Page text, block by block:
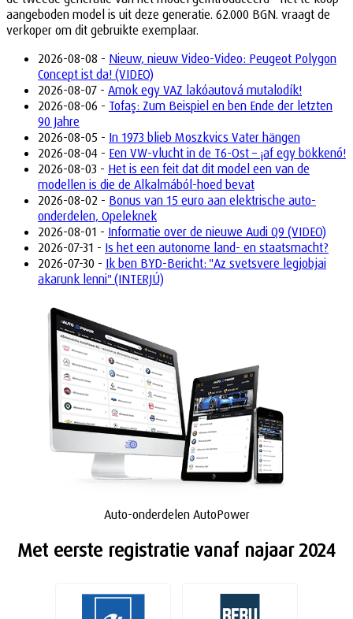
aangeboden model is uit deze generatie. 62.000 BGN. vraagt de
verkoper om dit gebruikte exemplaar.
2026-08-08 - Nieuw, nieuw Video-Video: Peugeot Polygon
Concept ist da! (VIDEO)
2026-08-07 - Amok egy VAZ lakóautová mutalodík!
2026-08-06 - Tofaş: Zum Beispiel en ben Ende der letzten
90 Jahre
2026-08-05 - In 1973 blieb Moszkvics Vater hängen
2026-08-04 - Een VW-vlucht in de T6-Ost – ¡af egy bökkenő!
2026-08-03 - Het is een feit dat dit model een van de
modellen is die de Alkalmából-hoed bevat
2026-08-02 - Bonus van 15 euro aan elektrische auto-
onderdelen, Opeleknek
2026-08-01 - Informatie over de nieuwe Audi Q9 (VIDEO)
2026-07-31 - Is het een autonome land- en staatsmacht?
2026-07-30 - Ik ben BYD-Bericht: "Az svetsvere legjobjai
akarunk lenni" (INTERJÚ)
Auto-onderdelen AutoPower
Met eerste registratie vanaf najaar 2024